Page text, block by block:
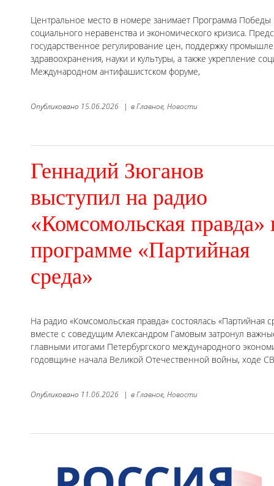
Центральное место в номере занимает Программа
социального неравенства и экономического кризиса.
государственное регулирование цен, поддержку
здравоохранения, науки и культуры, а также укрепление
Международном антифашистском форуме,
Опубликовано 15.06.2026 | вГлавное, Новости
Геннадий Зюганов
выступил на радио
«Комсомольская правда»
программе «Партийная
среда»
На радио «Комсомольская правда» состоялась
вместе с соведущим Александром Гамовым затронул
главными итогами Петербургского международного
годовщине начала Великой Отечественной войны, ходе
Опубликовано 11.06.2026 | вГлавное, Новости